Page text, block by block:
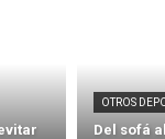
OTROS
Del sofá